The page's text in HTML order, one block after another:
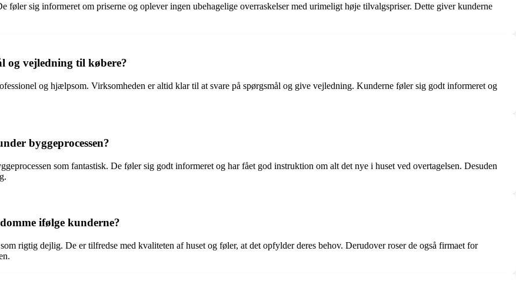
føler sig informeret om priserne og oplever ingen ubehagelige overraskelser med urimeligt høje tilvalgspriser. Dette giver kunderne
og vejledning til købere?
og hjælpsom. Virksomheden er altid klar til at svare på spørgsmål og give vejledning. Kunderne føler sig godt informeret og
byggeprocessen?
som fantastisk. De føler sig godt informeret og har fået god instruktion om alt det nye i huset ved overtagelsen. Desuden
ifølge kunderne?
rigtig dejlig. De er tilfredse med kvaliteten af huset og føler, at det opfylder deres behov. Derudover roser de også firmaet for